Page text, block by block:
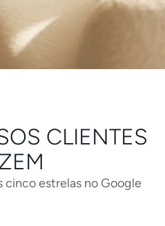
CLIENTES
cinco estrelas no Google